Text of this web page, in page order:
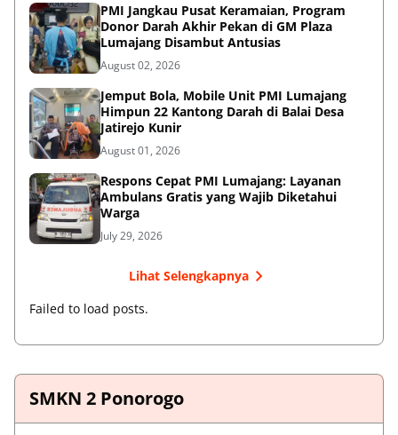
PMI Jangkau Pusat Keramaian, Program
Donor Darah Akhir Pekan di GM Plaza
Lumajang Disambut Antusias
August 02, 2026
Jemput Bola, Mobile Unit PMI Lumajang
Himpun 22 Kantong Darah di Balai Desa
Jatirejo Kunir
August 01, 2026
Respons Cepat PMI Lumajang: Layanan
Ambulans Gratis yang Wajib Diketahui
Warga
July 29, 2026
Lihat Selengkapnya
Failed to load posts.
SMKN 2 Ponorogo